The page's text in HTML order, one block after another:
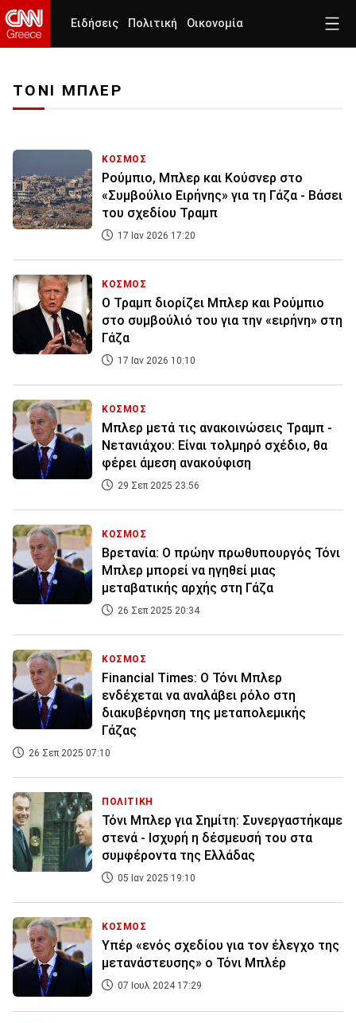
Ειδήσεις Πολιτική Οικονομία
ΤΟΝΙ ΜΠΛΕΡ
ΚΟΣΜΟΣ
Ρούμπιο, Μπλερ και Κούσνερ στο
«Συμβούλιο Ειρήνης» για τη Γάζα - Βάσει
του σχεδίου Τραμπ
17 Ιαν 2026 17:20
ΚΟΣΜΟΣ
Ο Τραμπ διορίζει Μπλερ και Ρούμπιο
στο συμβούλιό του για την «ειρήνη» στη
Γάζα
17 Ιαν 2026 10:10
ΚΟΣΜΟΣ
Μπλερ μετά τις ανακοινώσεις Τραμπ -
Νετανιάχου: Είναι τολμηρό σχέδιο, θα
φέρει άμεση ανακούφιση
29 Σεπ 2025 23:56
ΚΟΣΜΟΣ
Βρετανία: Ο πρώην πρωθυπουργός Τόνι
Μπλερ μπορεί να ηγηθεί μιας
μεταβατικής αρχής στη Γάζα
26 Σεπ 2025 20:34
ΚΟΣΜΟΣ
Financial Times: Ο Τόνι Μπλερ
ενδέχεται να αναλάβει ρόλο στη
διακυβέρνηση της μεταπολεμικής
Γάζας
26 Σεπ 2025 07:10
ΠΟΛΙΤΙΚΗ
Τόνι Μπλερ για Σημίτη: Συνεργαστήκαμε
στενά - Ισχυρή η δέσμευσή του στα
συμφέροντα της Ελλάδας
05 Ιαν 2025 19:10
ΚΟΣΜΟΣ
Υπέρ «ενός σχεδίου για τον έλεγχο της
μετανάστευσης» ο Τόνι Μπλέρ
07 Ιουλ 2024 17:29